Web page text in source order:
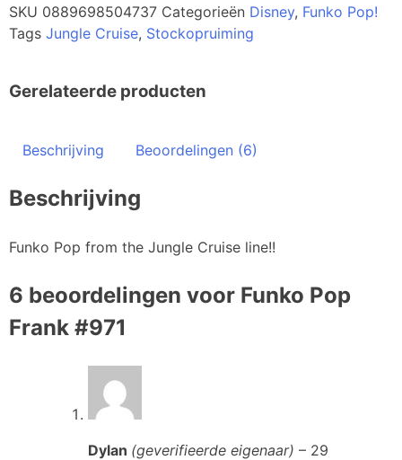
SKU 0889698504737 Categorieën Disney, Funko Pop!
Tags Jungle Cruise, Stockopruiming
Gerelateerde producten
Beschrijving Beoordelingen (6)
Beschrijving
Funko Pop from the Jungle Cruise line!!
6 beoordelingen voor Funko Pop
Frank #971
Dylan (geverifieerde eigenaar) – 29